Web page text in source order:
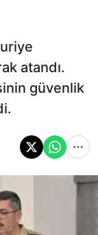
atandı.
güvenlik